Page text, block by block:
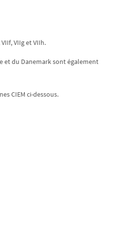
VIIg et VIIh.
et du Danemark sont également
CIEM ci-dessous.